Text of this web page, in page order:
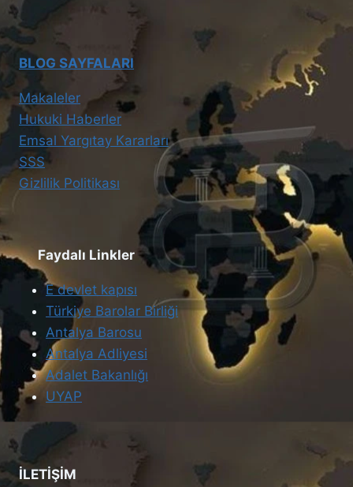
BLOG SAYFALARI
Makaleler
Hukuki Haberler
Emsal Yargıtay Kararları
SSS
Gizlilik Politikası
Faydalı Linkler
E devlet kapısı
Türkiye Barolar Birliği
Antalya Barosu
Antalya Adliyesi
Adalet Bakanlığı
UYAP
İLETİŞİM